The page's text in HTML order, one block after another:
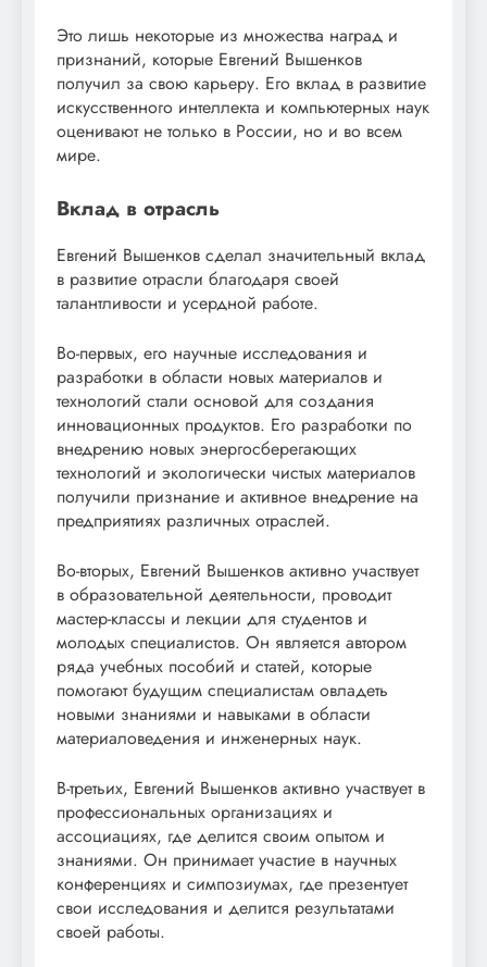
Это лишь некоторые из множества наград и
признаний, которые Евгений Вышенков
получил за свою карьеру. Его вклад в развитие
искусственного интеллекта и компьютерных наук
оценивают не только в России, но и во всем
мире.
Вклад в отрасль
Евгений Вышенков сделал значительный вклад
в развитие отрасли благодаря своей
талантливости и усердной работе.
Во-первых, его научные исследования и
разработки в области новых материалов и
технологий стали основой для создания
инновационных продуктов. Его разработки по
внедрению новых энергосберегающих
технологий и экологически чистых материалов
получили признание и активное внедрение на
предприятиях различных отраслей.
Во-вторых, Евгений Вышенков активно участвует
в образовательной деятельности, проводит
мастер-классы и лекции для студентов и
молодых специалистов. Он является автором
ряда учебных пособий и статей, которые
помогают будущим специалистам овладеть
новыми знаниями и навыками в области
материаловедения и инженерных наук.
В-третьих, Евгений Вышенков активно участвует в
профессиональных организациях и
ассоциациях, где делится своим опытом и
знаниями. Он принимает участие в научных
конференциях и симпозиумах, где презентует
свои исследования и делится результатами
своей работы.